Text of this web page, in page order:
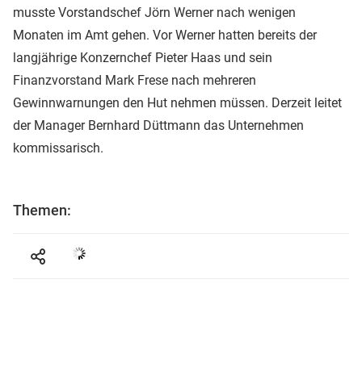
musste Vorstandschef Jörn Werner nach wenigen
Monaten im Amt gehen. Vor Werner hatten bereits der
langjährige Konzernchef Pieter Haas und sein
Finanzvorstand Mark Frese nach mehreren
Gewinnwarnungen den Hut nehmen müssen. Derzeit leitet
der Manager Bernhard Düttmann das Unternehmen
kommissarisch.
Themen: